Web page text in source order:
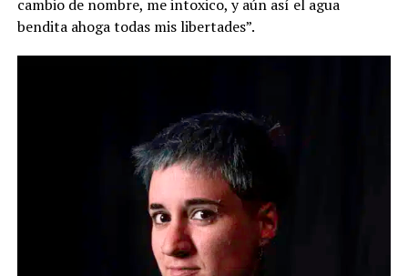
cambio de nombre, me intoxico, y aún así el agua
bendita ahoga todas mis libertades”.